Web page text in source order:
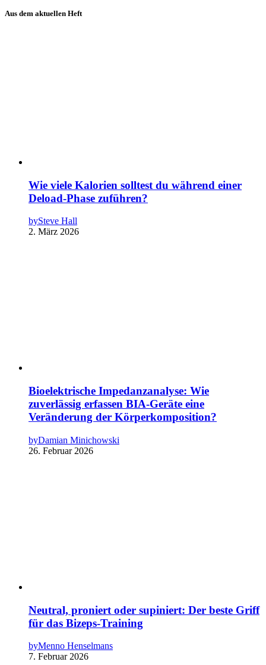
Aus dem aktuellen Heft
Wie viele Kalorien solltest du während einer
Deload-Phase zuführen?
bySteve Hall
2. März 2026
Bioelektrische Impedanzanalyse: Wie
zuverlässig erfassen BIA-Geräte eine
Veränderung der Körperkomposition?
byDamian Minichowski
26. Februar 2026
Neutral, proniert oder supiniert: Der beste Griff
für das Bizeps-Training
byMenno Henselmans
7. Februar 2026